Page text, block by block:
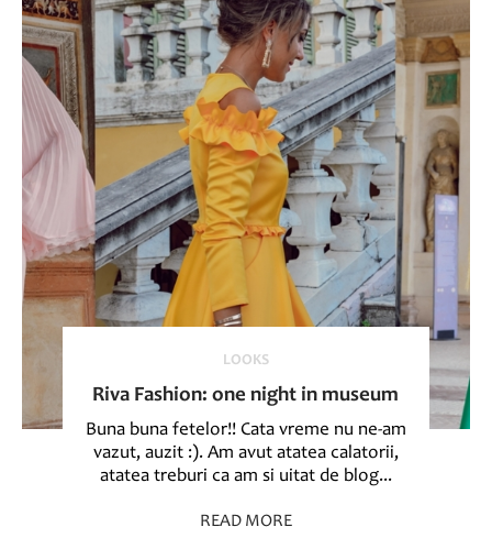
LOOKS
Riva Fashion: one night in museum
Buna buna fetelor!! Cata vreme nu ne-am
vazut, auzit :). Am avut atatea calatorii,
atatea treburi ca am si uitat de blog...
READ MORE